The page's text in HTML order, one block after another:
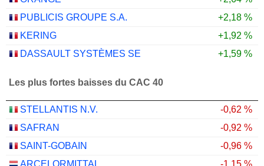
PUBLICIS GROUPE S.A.
+2,18 %
KERING
+1,92 %
DASSAULT SYSTÈMES SE
+1,59 %
Les plus fortes baisses du CAC 40
STELLANTIS N.V.
-0,62 %
SAFRAN
-0,92 %
SAINT-GOBAIN
-0,96 %
ARCELORMITTAL
-1,15 %